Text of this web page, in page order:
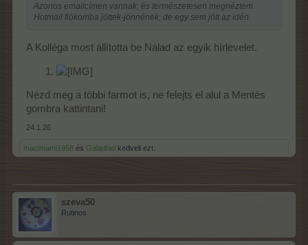
Azonos emailcímen vannak, és természetesen megnéztem.
Hotmail fiókomba jöttek-jönnének, de egy sem jött az idén.
A Kolléga most állította be Nálad az egyik hírlevelet.
Nézd meg a többi farmot is, ne felejts el alul a Mentés
gombra kattintani!
24.1.26
macimami1958 és Galadriel kedveli ezt.
szeva50
Rutinos